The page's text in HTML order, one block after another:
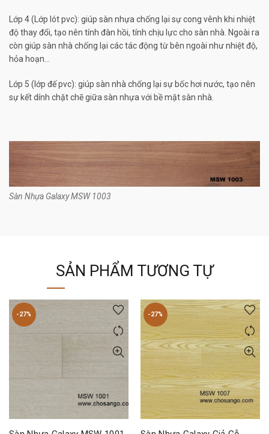
Lớp 4 (Lớp lót pvc): giúp sàn nhựa chống lại sự cong vênh khi nhiệt
độ thay đổi, tạo nên tính đàn hồi, tính chịu lực cho sàn nhà. Ngoài ra
còn giúp sàn nhà chống lại các tác động từ bên ngoài như nhiệt độ,
hỏa hoạn…
Lớp 5 (lớp đế pvc): giúp sàn nhà chống lại sự bốc hơi nước, tạo nên
sự kết dính chặt chẽ giữa sàn nhựa với bề mặt sàn nhà.
Sàn Nhựa Galaxy MSW 1003
SẢN PHẨM TƯƠNG TỰ
-27% -27%